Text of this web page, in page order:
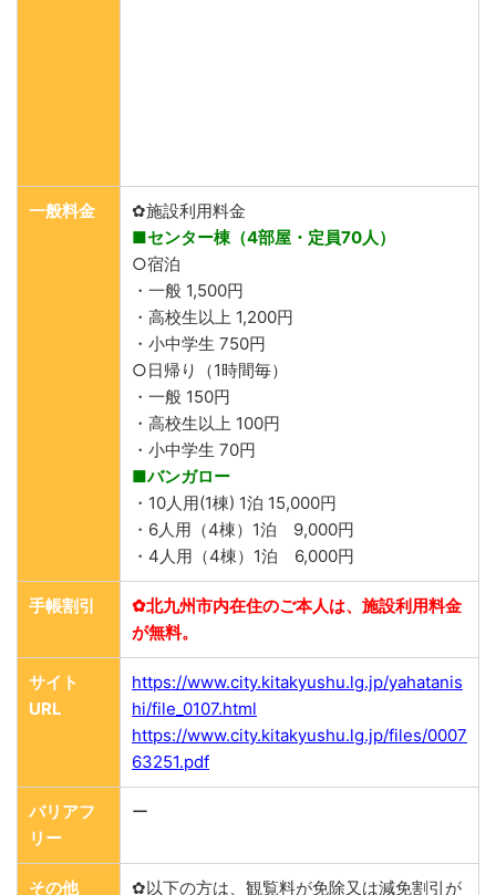
一般料金
✿施設利用料金
■センター棟（4部屋・定員70人）
○宿泊
・一般 1,500円
・高校生以上 1,200円
・小中学生 750円
○日帰り（1時間毎）
・一般 150円
・高校生以上 100円
・小中学生 70円
■バンガロー
・10人用(1棟) 1泊 15,000円
・6人用（4棟）1泊 9,000円
・4人用（4棟）1泊 6,000円
手帳割引
✿北九州市内在住のご本人は、施設利用料金
が無料。
サイト
URL
https://www.city.kitakyushu.lg.jp/yahatanis
hi/file_0107.html
https://www.city.kitakyushu.lg.jp/files/0007
63251.pdf
バリアフ
リー
ー
その他 ✿以下の方は、観覧料が免除又は減免割引が